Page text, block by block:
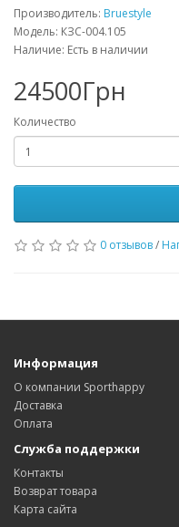
Производитель: Bruestyle
Модель: КЗС-004.105
Наличие: Есть в наличии
24500Грн
Количество
0 отзывов/
Информация
О компании Sporthappy
Доставка
Оплата
Служба поддержки
Контакты
Возврат товара
Карта сайта